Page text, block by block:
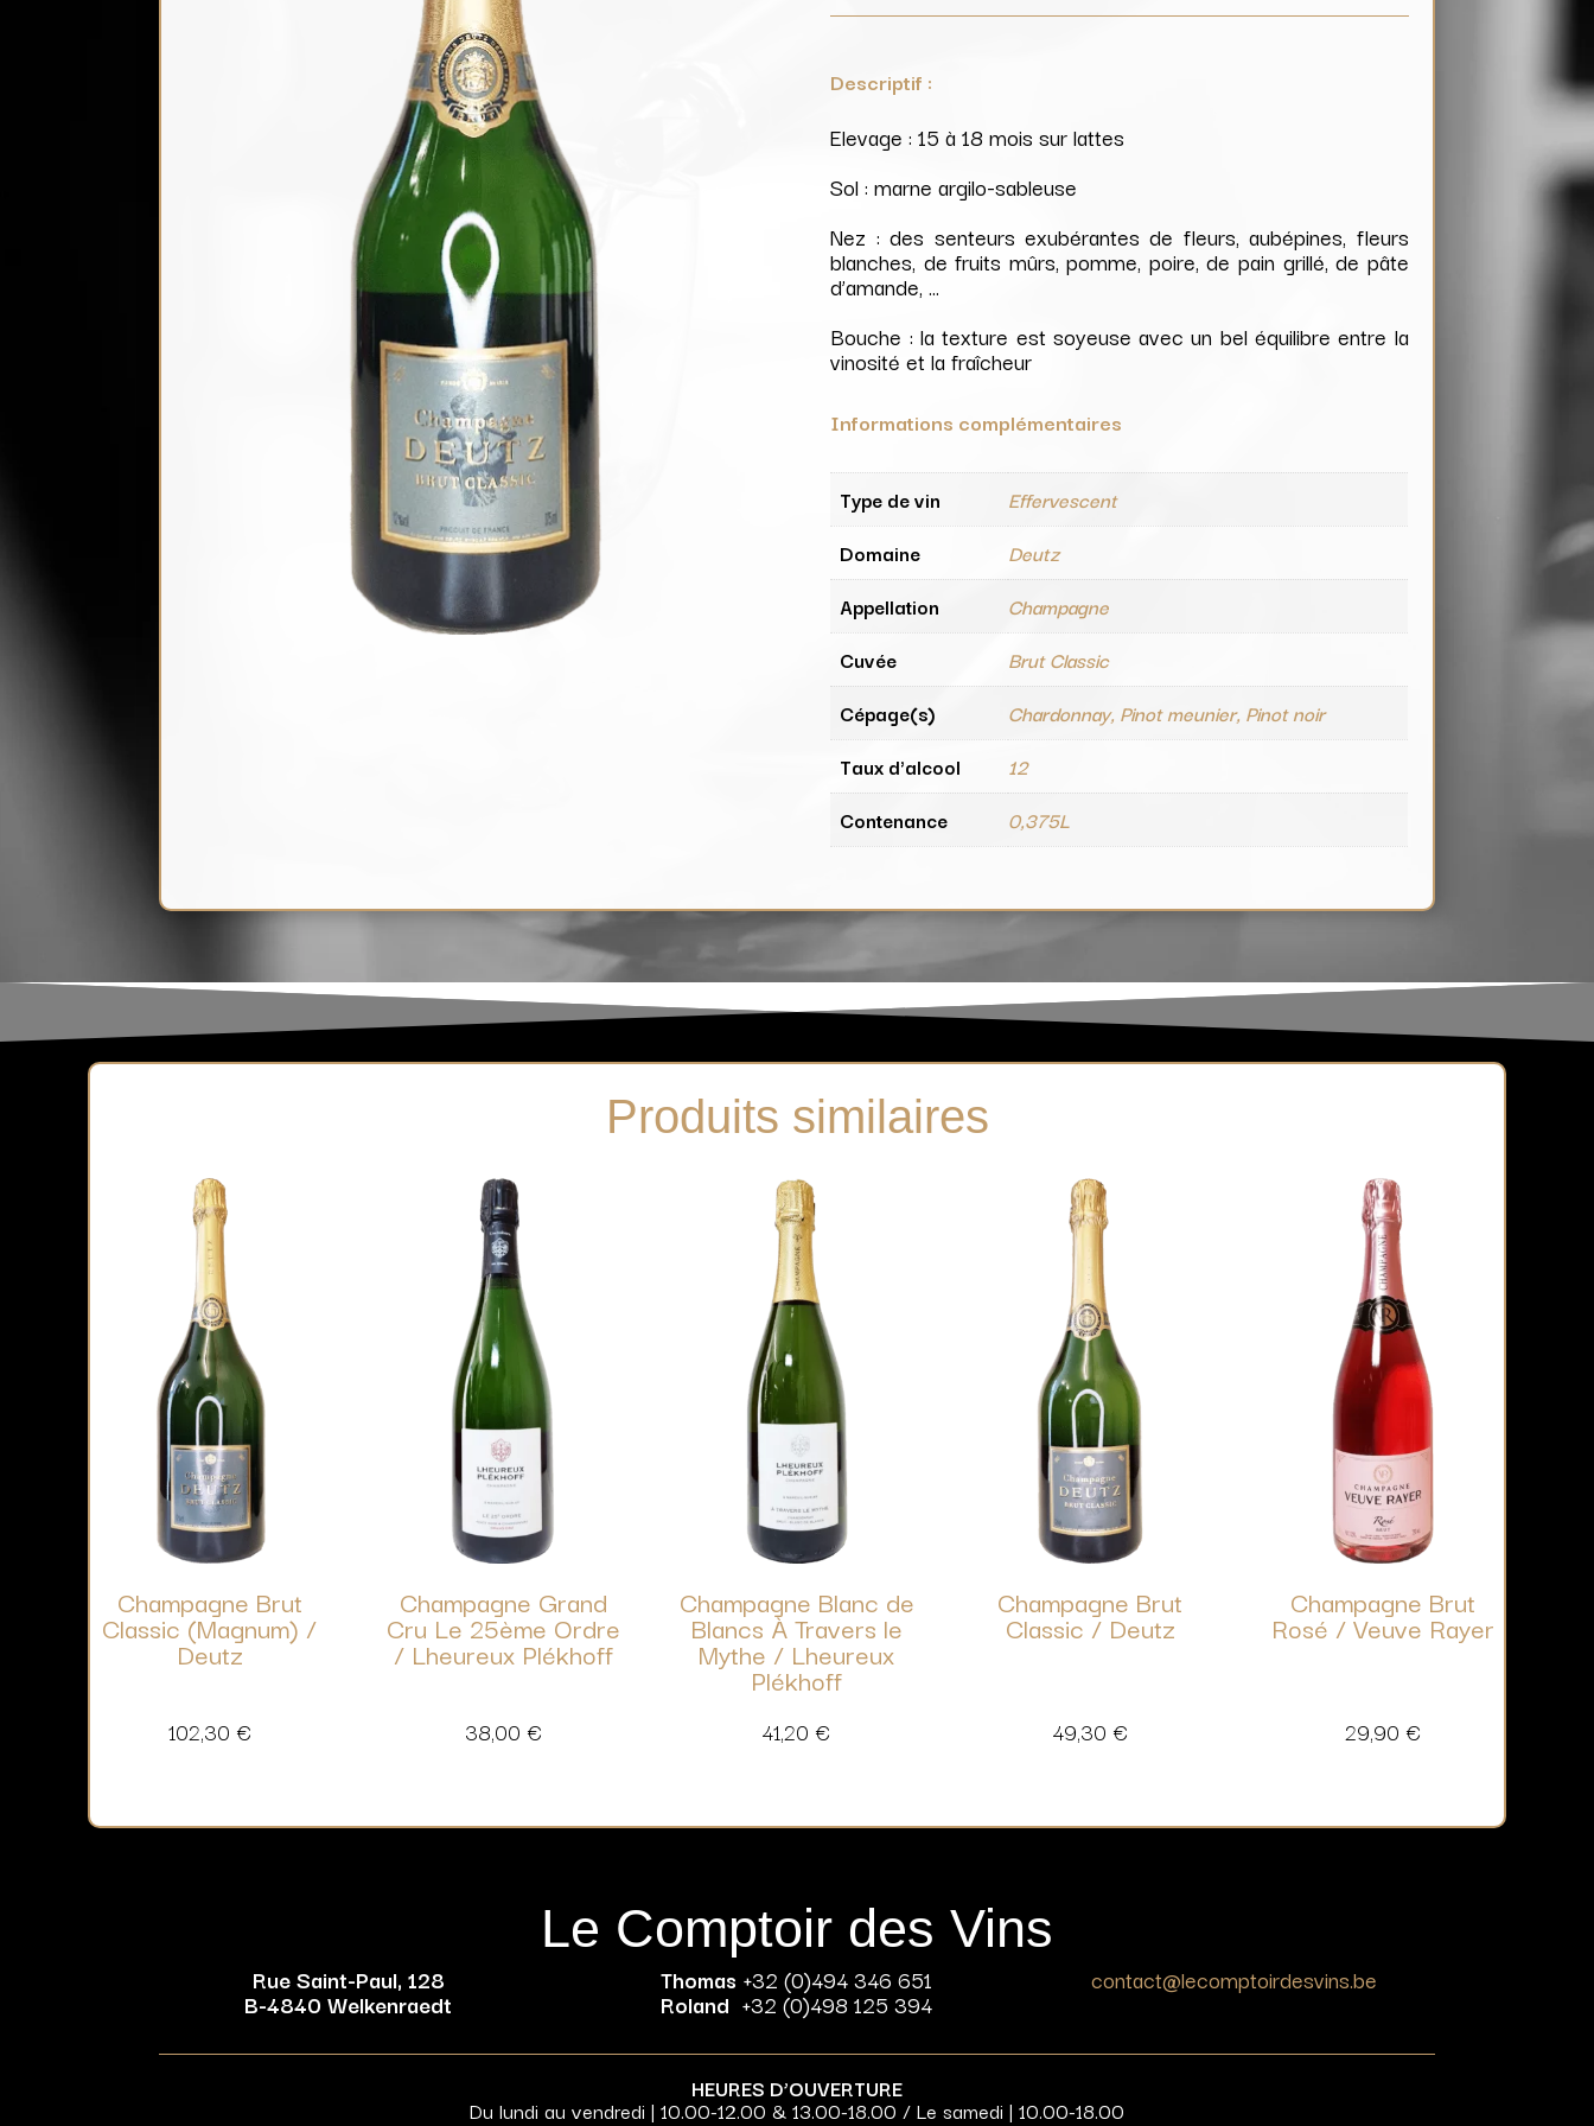
Descriptif :
Elevage : 15 à 18 mois sur lattes
Sol : marne argilo-sableuse
Nez : des senteurs exubérantes de fleurs, aubépines, fleurs
blanches, de fruits mûrs, pomme, poire, de pain grillé, de pâte
d’amande, …
Bouche : la texture est soyeuse avec un bel équilibre entre la
vinosité et la fraîcheur
Informations complémentaires
Type de vin
Effervescent
Domaine
Deutz
Appellation
Champagne
Cuvée
Brut Classic
Cépage(s)
Chardonnay, Pinot meunier, Pinot noir
Taux d'alcool
12
Contenance
0,375L
Produits similaires
Champagne Brut
Classic (Magnum) /
Deutz
102,30 €
Champagne Grand
Cru Le 25ème Ordre
/ Lheureux Plékhoff
38,00 €
Champagne Blanc de
Blancs À Travers le
Mythe / Lheureux
Plékhoff
41,20 €
Champagne Brut
Classic / Deutz
49,30 €
Champagne Brut
Rosé / Veuve Rayer
29,90 €
Le Comptoir des Vins
Rue Saint-Paul, 128
B-4840 Welkenraedt
Thomas +32 (0)494 346 651
Roland +32 (0)498 125 394
contact@lecomptoirdesvins.be
HEURES D’OUVERTURE
Du lundi au vendredi | 10.00-12.00 & 13.00-18.00 / Le samedi | 10.00-18.00